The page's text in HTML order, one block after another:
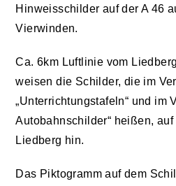
Hinweisschilder auf der A 46
Vierwinden.
Ca. 6km Luftlinie vom
weisen die Schilder, die im
„Unterrichtungstafeln“ und im
Autobahnschilder“ heißen,
Liedberg hin.
Das Piktogramm auf dem